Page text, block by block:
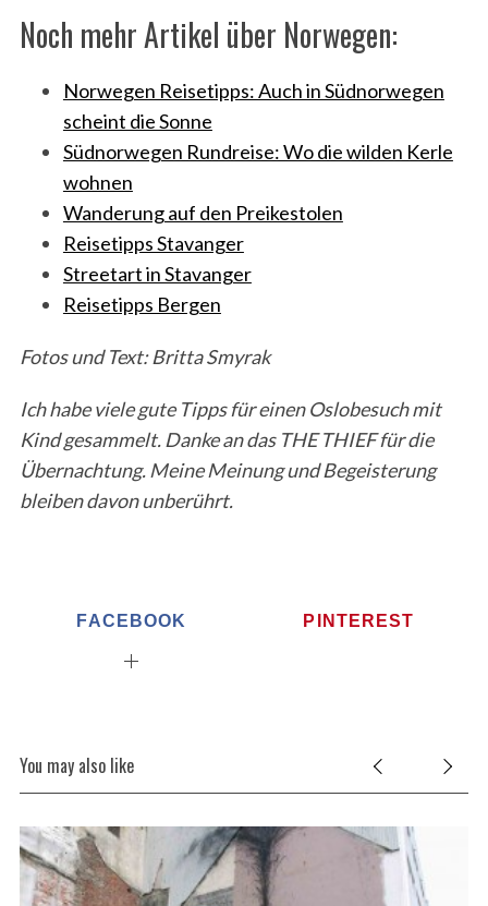
Noch mehr Artikel über Norwegen:
Norwegen Reisetipps: Auch in Südnorwegen
scheint die Sonne
Südnorwegen Rundreise: Wo die wilden Kerle
wohnen
Wanderung auf den Preikestolen
Reisetipps Stavanger
Streetart in Stavanger
Reisetipps Bergen
Fotos und Text: Britta Smyrak
Ich habe viele gute Tipps für einen Oslobesuch mit
Kind gesammelt. Danke an das THE THIEF für die
Übernachtung. Meine Meinung und Begeisterung
bleiben davon unberührt.
FACEBOOK PINTEREST
You may also like